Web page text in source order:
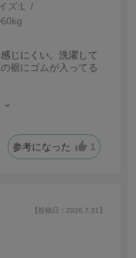
ズ:L
じにくい。洗濯して
裾にゴムが入ってる
参考になった 1
【投稿日：2026.7.31】